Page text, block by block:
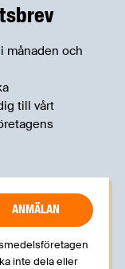
månaden och
till vårt
inte dela eller